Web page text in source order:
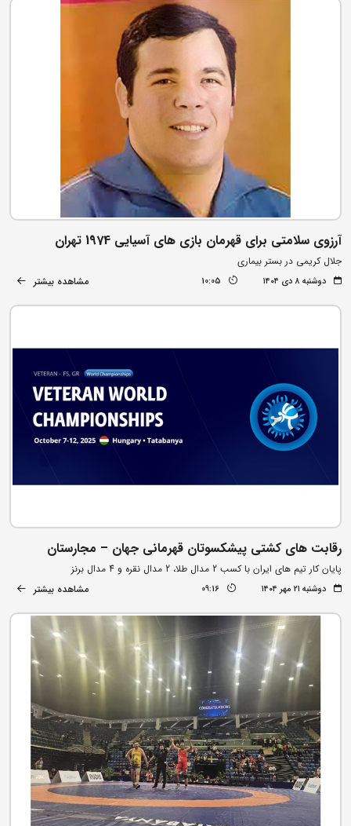
آرزوی سلامتی برای قهرمان بازی های آسیایی 1974 تهران
جلال کریمی در بستر بیماری
دوشنبه ۸ دی ۱۴۰۴ 10:05 مشاهده بیشتر
رقابت های کشتی پیشکسوتان قهرمانی جهان – مجارستان
پایان کار تیم های ایران با کسب 2 مدال طلا، 2 مدال نقره و 4 مدال برنز
دوشنبه ۲۱ مهر ۱۴۰۴ 09:16 مشاهده بیشتر